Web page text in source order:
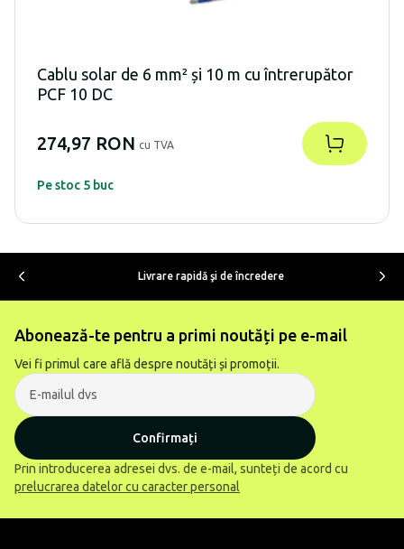
Cablu solar de 6 mm² și 10 m cu întrerupător
PCF 10 DC
274,97 RON cu TVA
Pe stoc 5 buc
Livrare rapidă şi de încredere
Abonează-te pentru a primi noutăți pe e-mail
Vei fi primul care află despre noutăți și promoții.
Confirmați
Prin introducerea adresei dvs. de e-mail, sunteți de acord cu
prelucrarea datelor cu caracter personal